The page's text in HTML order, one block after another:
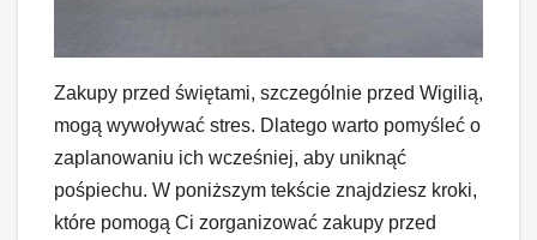
Zakupy przed świętami, szczególnie przed Wigilią,
mogą wywoływać stres. Dlatego warto pomyśleć o
zaplanowaniu ich wcześniej, aby uniknąć
pośpiechu. W poniższym tekście znajdziesz kroki,
które pomogą Ci zorganizować zakupy przed